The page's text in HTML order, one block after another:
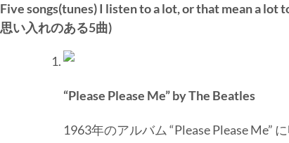
Five songs(tunes) I listen to a lot, or that mean a lot
思い入れのある5曲)
“Please Please Me” by The Beatles
1963年のアルバム “Please Please Me”